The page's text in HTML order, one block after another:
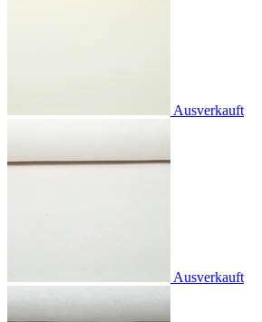
Ausverkauft
Ausverkauft